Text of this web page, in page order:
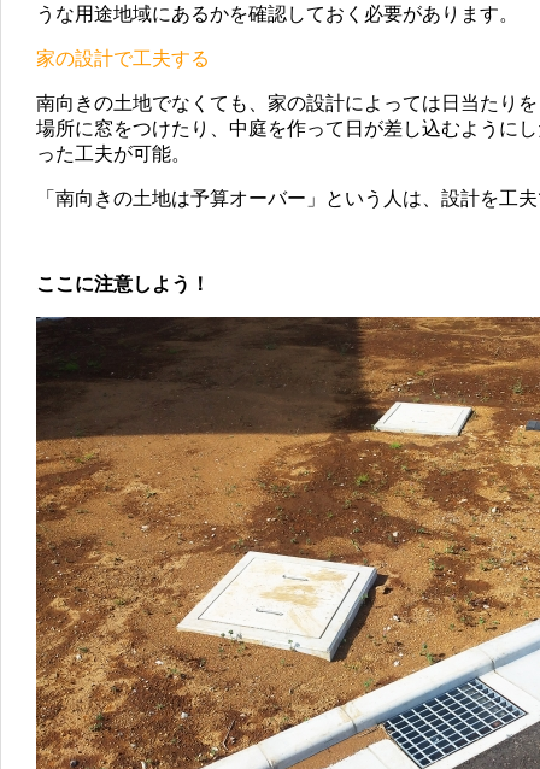
うな用途地域にあるかを確認しておく必要があります。
家の設計で工夫する
南向きの土地でなくても、家の設計によっては日当たり
場所に窓をつけたり、中庭を作って日が差し込むように
った工夫が可能。
「南向きの土地は予算オーバー」という人は、設計を工
ここに注意しよう！